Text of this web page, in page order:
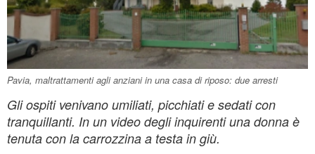
Pavia, maltrattamenti agli anziani in una casa di riposo: due arresti
Gli ospiti venivano umiliati, picchiati e sedati con
tranquillanti. In un video degli inquirenti una donna è
tenuta con la carrozzina a testa in giù.